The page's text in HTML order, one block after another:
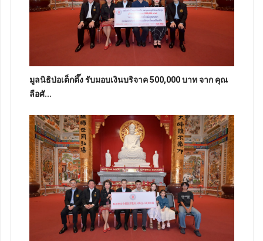
มูลนิธิป่อเต็กตึ๊ง รับมอบเงินบริจาค 500,000 บาท จาก คุณ
ลือศั...